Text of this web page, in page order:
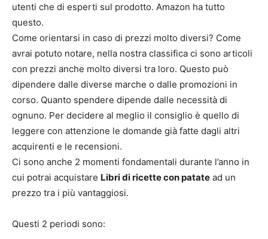
utenti che di esperti sul prodotto. Amazon ha tutto
questo.
Come orientarsi in caso di prezzi molto diversi? Come
avrai potuto notare, nella nostra classifica ci sono articoli
con prezzi anche molto diversi tra loro. Questo può
dipendere dalle diverse marche o dalle promozioni in
corso. Quanto spendere dipende dalle necessità di
ognuno. Per decidere al meglio il consiglio è quello di
leggere con attenzione le domande già fatte dagli altri
acquirenti e le recensioni.
Ci sono anche 2 momenti fondamentali durante l’anno in
cui potrai acquistare Libri di ricette con patate ad un
prezzo tra i più vantaggiosi.
Questi 2 periodi sono: